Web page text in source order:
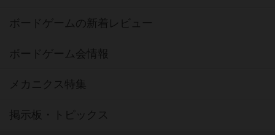
ボードゲームの新着レビュー
ボードゲーム会情報
メカニクス特集
掲示板・トピックス